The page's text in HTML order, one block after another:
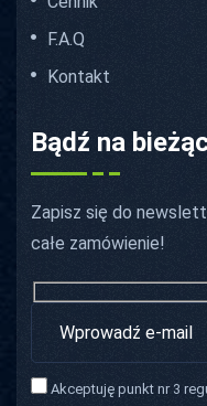
F.A.Q
Kontakt
Bądź na
Zapisz się do
całe zamówienie!
Akceptuję punkt nr 3